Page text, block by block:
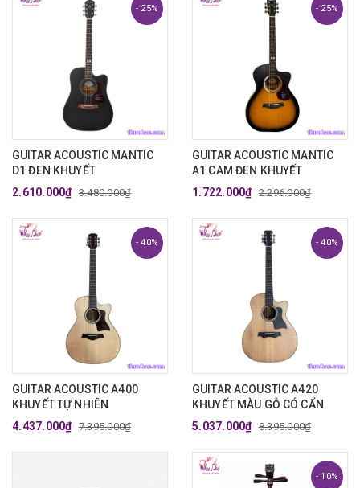
- 25%
GUITAR ACOUSTIC MANTIC
D1 ĐEN KHUYẾT
2.610.000₫ 3.480.000₫
- 25%
GUITAR ACOUSTIC MANTIC
A1 CAM ĐEN KHUYẾT
1.722.000₫ 2.296.000₫
- 40%
GUITAR ACOUSTIC A400
KHUYẾT TỰ NHIÊN
4.437.000₫ 7.395.000₫
- 40%
GUITAR ACOUSTIC A420
KHUYẾT MÀU GỖ CÓ CẨN
5.037.000₫ 8.395.000₫
- 10%